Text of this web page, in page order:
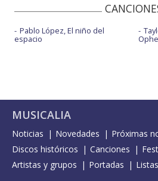
Pablo López, El niño del
espacio
MUSICALIA
Noticias Novedades
Próximas
Discos históricos
Canciones
Artistas y grupos
Portadas Listas